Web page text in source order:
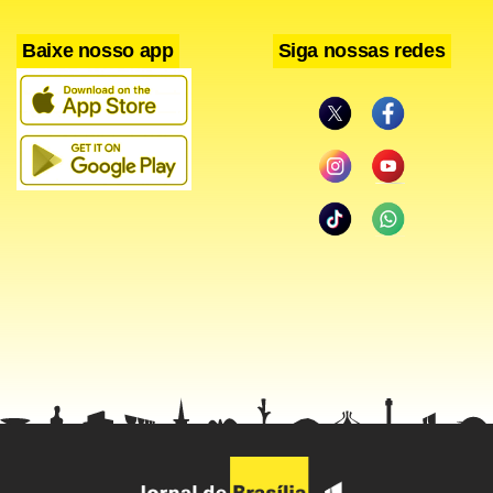
WhatsApp
LinkedIn
Twitter
X Telegram
Baixe nosso app Siga nossas redes